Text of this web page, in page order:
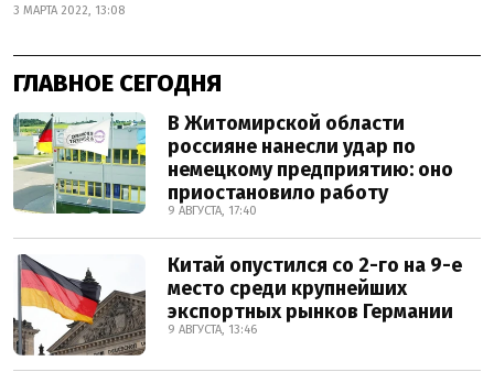
3 МАРТА 2022, 13:08
ГЛАВНОЕ СЕГОДНЯ
В Житомирской области
россияне нанесли удар по
немецкому предприятию: оно
приостановило работу
9 АВГУСТА, 17:40
Китай опустился со 2-го на 9-е
место среди крупнейших
экспортных рынков Германии
9 АВГУСТА, 13:46